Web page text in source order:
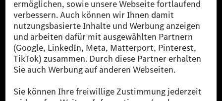
[2] Renewable Charging ist ein integraler Bestandteil von MB.CHARGE
Public in Europa, den USA, Kanada und China. Sofern an der jeweiligen
Ladestation noch kein Strom aus erneuerbaren Energien vorliegt,
verwendet Renewable Charging Grünstromzertifikate*. Diese stellen
sicher, dass für Ladevorgänge über MB.CHARGE Public eine äquivalente
Strommenge aus erneuerbaren Energien ins Stromnetz eingespeist wird.
Sie stammen ausschließlich aus Wind- und Solarkraftanlagen, die jünger
als sechs Jahre sind.
* Inkl. EKOenergy Ökolabel
* Die angegebenen Werte wurden nach dem vorgeschriebenen
Messverfahren WLTP (Worldwide harmonised Light vehicles Test